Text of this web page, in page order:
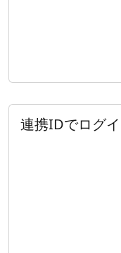
連携IDでログ